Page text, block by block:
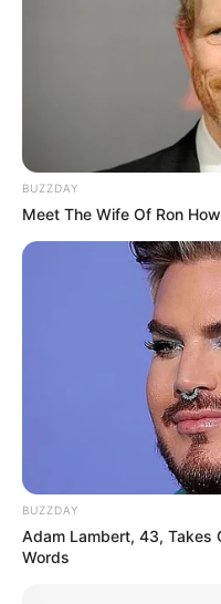
BUZZDAY
Meet The Wife Of Ron
BUZZDAY
Adam Lambert, 43, Takes
Words